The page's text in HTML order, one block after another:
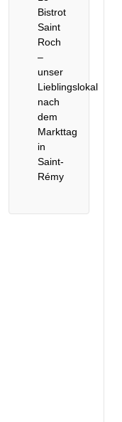
Bistrot
Saint
Roch
–
unser
Lieblingslokal
nach
dem
Markttag
in
Saint-
Rémy